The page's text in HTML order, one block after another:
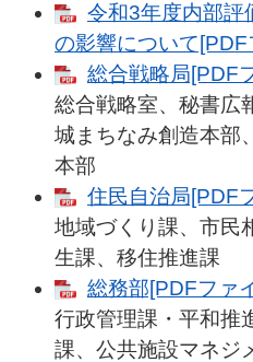
令和3年度内部
の影響について
総合戦略局[PDF
総合戦略室、秘書広
城まちなみ創造本部
本部
住民自治局[PDF
地域づくり課、市民
生課、移住推進課
総務部[PDFファ
行政管理課・平和推
課、公共施設マネジ